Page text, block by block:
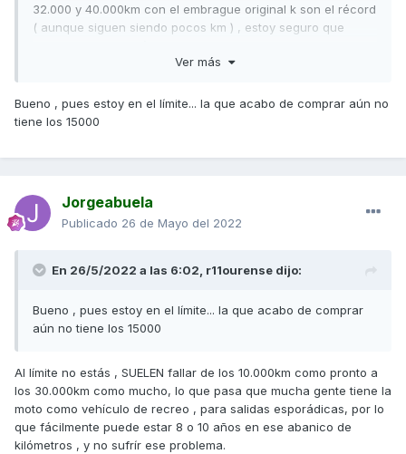
32.000 y 40.000km con el embrague original k son el récord
( aunque siguen siendo pocos km ) , estoy seguro que
muchos fallos como al principio y si no han sufrido el fallo
encantados , aunque la mayoría de esa gente son, como
comenta un compañero, usuarios "esporádicos" con
dar a partir de los 15.000km .
siguen cayendo como moscas muy a mi pesar la tendré
que quitar
Ver más
Bueno , pues estoy en el límite... la que acabo de comprar aún no
tiene los 15000
Jorgeabuela
Publicado 26 de Mayo del 2022
En 26/5/2022 a las 6:02, r11ourense dijo:
Bueno , pues estoy en el límite... la que acabo de comprar
aún no tiene los 15000
Al límite no estás , SUELEN fallar de los 10.000km como pronto a
los 30.000km como mucho, lo que pasa que mucha gente tiene la
moto como vehículo de recreo , para salidas esporádicas, por lo
que fácilmente puede estar 8 o 10 años en ese abanico de
kilómetros , y no sufrír ese problema.